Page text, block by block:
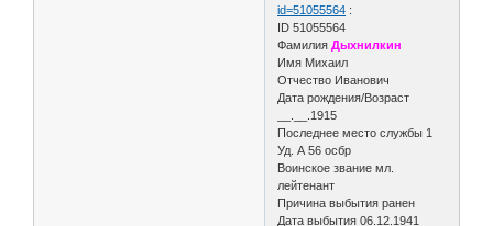
id=51055564 :
ID 51055564
Фамилия Дыхнилкин
Имя Михаил
Отчество Иванович
Дата рождения/Возраст
__.__.1915
Последнее место службы 1
Уд. А 56 осбр
Воинское звание мл.
лейтенант
Причина выбытия ранен
Дата выбытия 06.12.1941